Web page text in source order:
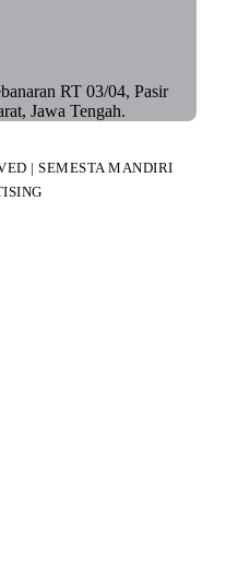
RT 03/04, Pasir
Jawa Tengah.
| SEMESTA MANDIRI